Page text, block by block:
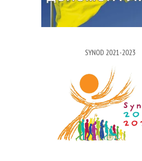
SYNOD 2021-2023